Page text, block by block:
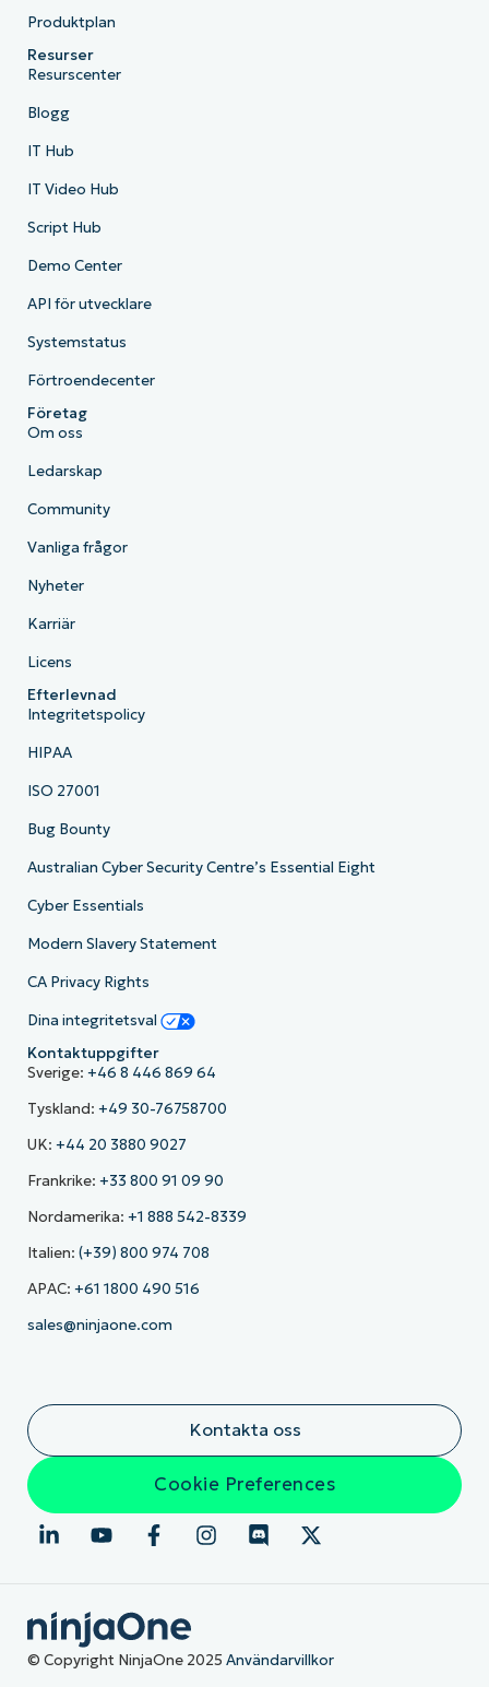
Produktplan
Resurser
Resurscenter
Blogg
IT Hub
IT Video Hub
Script Hub
Demo Center
API för utvecklare
Systemstatus
Förtroendecenter
Företag
Om oss
Ledarskap
Community
Vanliga frågor
Nyheter
Karriär
Licens
Efterlevnad
Integritetspolicy
HIPAA
ISO 27001
Bug Bounty
Australian Cyber Security Centre’s Essential Eight
Cyber Essentials
Modern Slavery Statement
CA Privacy Rights
Dina integritetsval
Kontaktuppgifter
Sverige: +46 8 446 869 64
Tyskland: +49 30-76758700
UK: +44 20 3880 9027
Frankrike: +33 800 91 09 90
Nordamerika: +1 888 542-8339
Italien: (+39) 800 974 708
APAC: +61 1800 490 516
sales@ninjaone.com
Kontakta oss
Cookie Preferences
© Copyright NinjaOne 2025 Användarvillkor